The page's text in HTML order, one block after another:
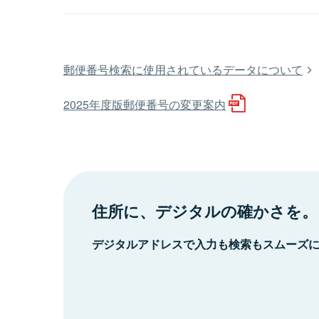
郵便番号検索に使用されているデータについて
2025年度版郵便番号の変更案内
住所に、デジタルの確かさを。
デジタルアドレスで入力も検索もスムーズ